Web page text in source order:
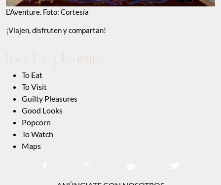
TO WATCH
zazil.barragan@foodandpleasure.com